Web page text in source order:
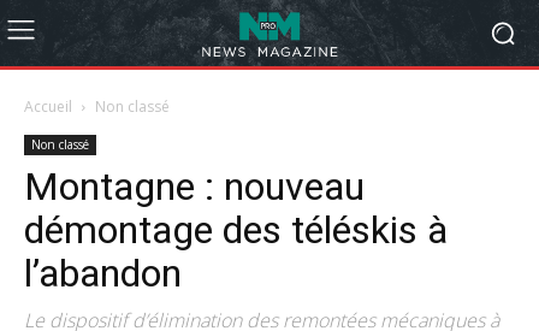
Accueil Non classé
Non classé
Montagne : nouveau
démontage des téléskis à
l’abandon
Le dispositif d’élimination des remontées mécaniques à